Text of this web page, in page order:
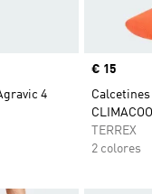
4
Precio
€ 15
TERREX
2 colores